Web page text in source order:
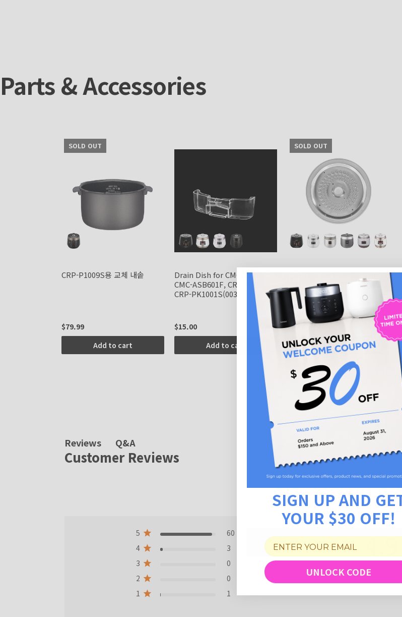
Parts & Accessories
SOLD OUT
CRP-P1009S용 교체 내솥
$79.99
Add to cart
Drain Dish for CMC-ASB501F,
CMC-ASB601F, CRP-P1009S,
CRP-PK1001S(00371-0087A0)
$15.00
Add to cart
SOLD OUT
Inner Lid for Rice Cooker
CMC-ASB501F, CRP-P1009S,
CRP-ST1009F, CMC-
QSB501S, CMC-
ASB601F(00140-0038B0)
$20.00
Add to cart
Reviews Q&A
Customer Reviews
4.9
5
60
4
3
3
0
2
0
1
1
SIGN UP AND
YOUR $30 OFF!
UNLOCK CODE